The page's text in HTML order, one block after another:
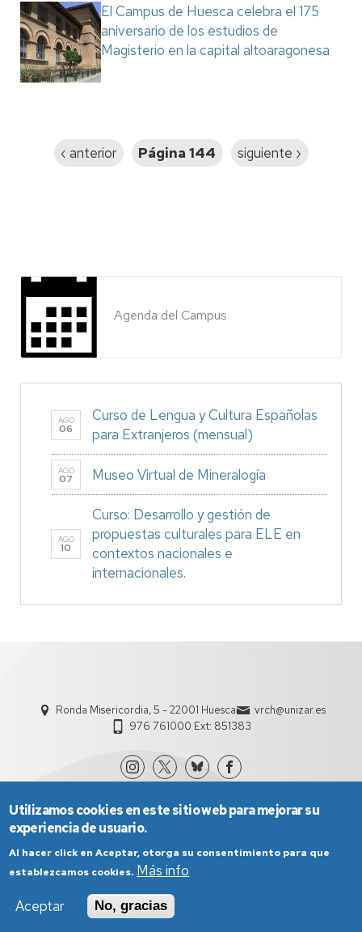
El Campus de Huesca celebra el 175
aniversario de los estudios de
Magisterio en la capital altoaragonesa
Página
‹ anterior Página 144
Siguiente
siguiente ›
Agenda del Campus
AGO
06
Curso de Lengua y Cultura Españolas
para Extranjeros (mensual)
AGO
07 Museo Virtual de Mineralogía
AGO
10
Curso: Desarrollo y gestión de
propuestas culturales para ELE en
contextos nacionales e
internacionales.
Ronda Misericordia, 5 - 22001 Huesca
vrch@unizar.es
976 761000 Ext: 851383
Política de Privacidad
Utilizamos cookies en este sitio web para mejorar su
experiencia de usuario.
Al hacer click en Aceptar, otorga su consentimiento para que
establezcamos cookies. Más info
Aceptar
No, gracias